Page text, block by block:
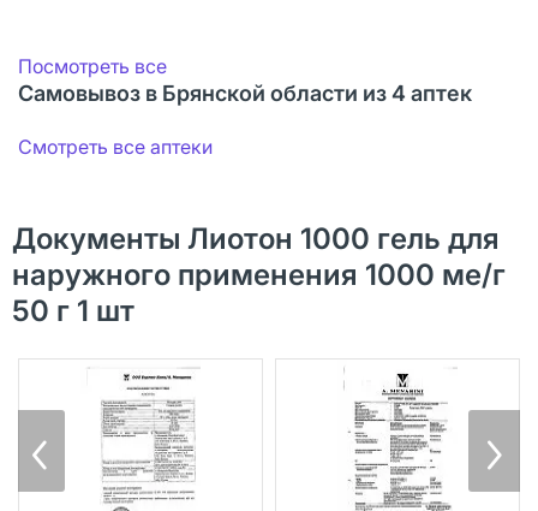
Посмотреть все
Самовывоз в Брянской области из 4 аптек
Смотреть все аптеки
Документы Лиотон 1000 гель для
наружного применения 1000 ме/г
50 г 1 шт